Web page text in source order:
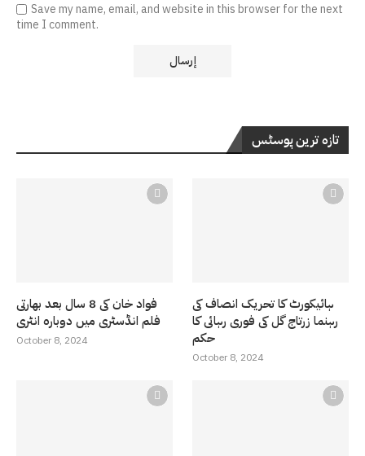
Save my name, email, and website in this browser for the next
time I comment.
تازہ ترین پوسٹس
فواد خان کی 8 سال بعد بھارتی
فلم انڈسٹری میں دوبارہ انٹری
October 8, 2024
ہائیکورٹ کا تحریک انصاف کی
رہنما زرتاج گل کی فوری رہائی کا
حکم
October 8, 2024